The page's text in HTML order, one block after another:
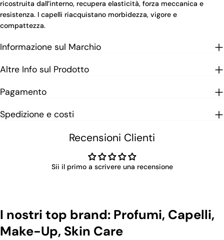
ricostruita dall’interno, recupera elasticità, forza meccanica e
resistenza. I capelli riacquistano morbidezza, vigore e
compattezza.
Informazione sul Marchio
Altre Info sul Prodotto
Pagamento
Spedizione e costi
Recensioni Clienti
Sii il primo a scrivere una recensione
I nostri top brand: Profumi, Capelli,
Make-Up, Skin Care